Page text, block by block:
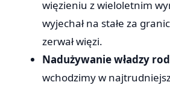
więzieniu z wieloletnim
wyjechał na stałe za
zerwał więzi.
Nadużywanie władzy
wchodzimy w